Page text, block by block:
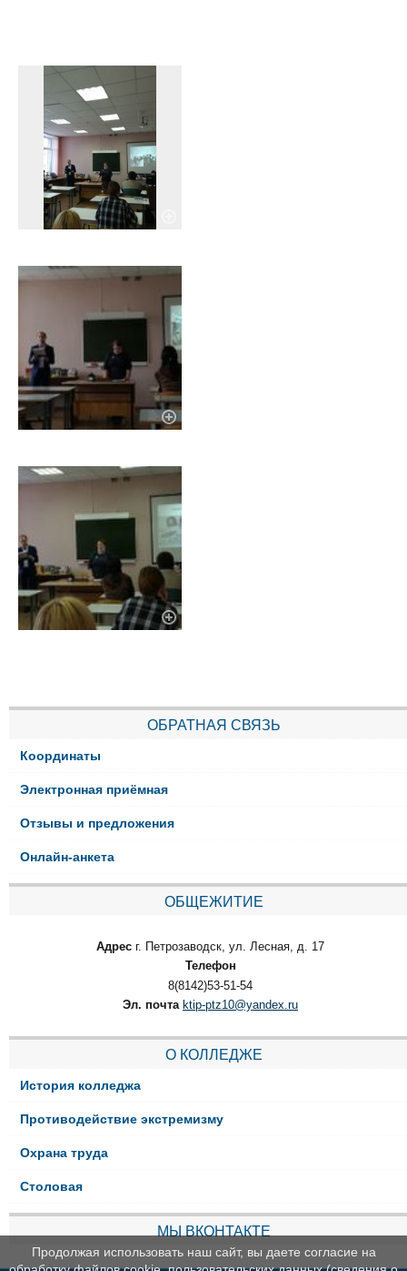
ОБРАТНАЯ СВЯЗЬ
Координаты
Электронная приёмная
Отзывы и предложения
Онлайн-анкета
ОБЩЕЖИТИЕ
Адрес г. Петрозаводск, ул. Лесная, д. 17
Телефон
8(8142)53-51-54
Эл. почта ktip-ptz10@yandex.ru
О КОЛЛЕДЖЕ
История колледжа
Противодействие экстремизму
Охрана труда
Столовая
МЫ ВКОНТАКТЕ
Продолжая использовать наш сайт, вы даете согласие на